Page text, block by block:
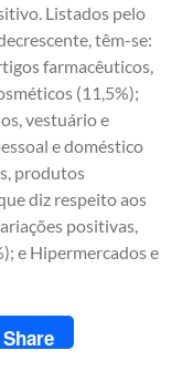
Listados pelo
têm-se:
farmacêuticos,
(11,5%);
vestuário e
e doméstico
produtos
diz respeito aos
positivas,
e Hipermercados e
Share